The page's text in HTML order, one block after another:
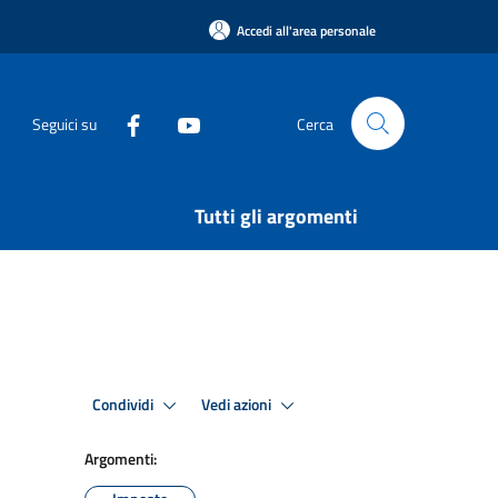
Accedi all'area personale
Seguici su Cerca
Tutti gli argomenti
Condividi Vedi azioni
Argomenti: